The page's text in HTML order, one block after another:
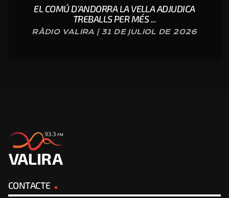
EL COMÚ D’ANDORRA LA VELLA ADJUDICA
TREBALLS PER MÉS ...
RÀDIO VALIRA | 31 DE JULIOL DE 2026
CONTACTE